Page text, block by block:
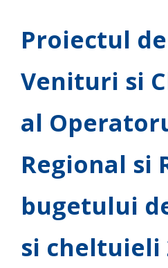
Proiectul
Venituri si
al
Regional si
bugetului
si cheltuieli